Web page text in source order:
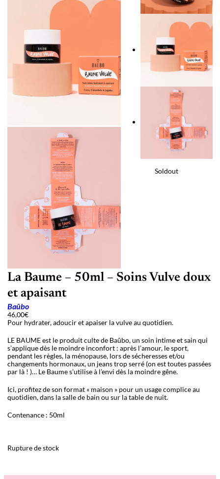
Soldout
La Baume – 50ml – Soins Vulve doux
et apaisant
Baûbo
46,00€
Pour hydrater, adoucir et apaiser la vulve au quotidien.
LE BAUME est le produit culte de Baûbo, un soin intime et sain qui
s’applique dès le moindre inconfort : après l’amour, le sport,
pendant les règles, la ménopause, lors de sécheresses et/ou
changements hormonaux, un jeans trop serré (on est toutes passées
par là ! )… Le Baume s’utilise à l’envi dès la moindre gêne.
Ici, profitez de son format « maison » pour un usage complice au
quotidien, dans la salle de bain ou sur la table de nuit.
Contenance : 50ml
Rupture de stock